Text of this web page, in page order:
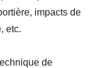
impacts de
etc.
de